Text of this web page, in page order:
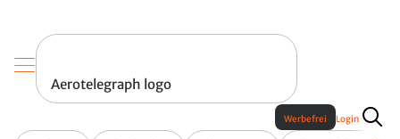
Aerotelegraph logo
Werbefrei Login